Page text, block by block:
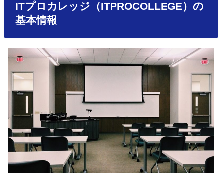
ITプロカレッジ（ITPROCOLLEGE）の
基本情報